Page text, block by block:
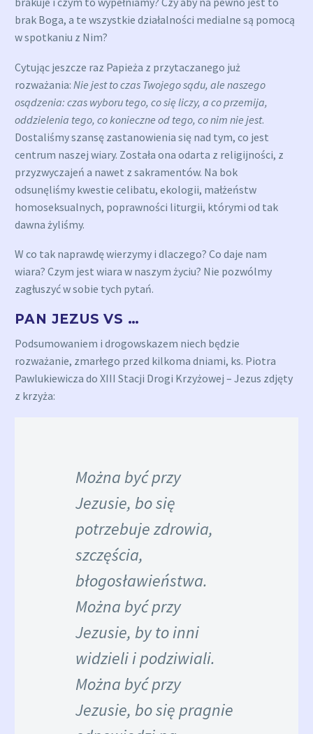
brak Boga, a te wszystkie działalności medialne są pomocą
w spotkaniu z Nim?
Cytując jeszcze raz Papieża z przytaczanego już
rozważania: Nie jest to czas Twojego sądu, ale naszego
osądzenia: czas wyboru tego, co się liczy, a co przemija,
oddzielenia tego, co konieczne od tego, co nim nie jest.
Dostaliśmy szansę zastanowienia się nad tym, co jest
centrum naszej wiary. Została ona odarta z religijności, z
przyzwyczajeń a nawet z sakramentów. Na bok
odsunęliśmy kwestie celibatu, ekologii, małżeństw
homoseksualnych, poprawności liturgii, którymi od tak
dawna żyliśmy.
W co tak naprawdę wierzymy i dlaczego? Co daje nam
wiara? Czym jest wiara w naszym życiu? Nie pozwólmy
zagłuszyć w sobie tych pytań.
PAN JEZUS VS …
Podsumowaniem i drogowskazem niech będzie
rozważanie, zmarłego przed kilkoma dniami, ks. Piotra
Pawlukiewicza do XIII Stacji Drogi Krzyżowej – Jezus zdjęty
z krzyża:
Można być przy
Jezusie, bo się
potrzebuje zdrowia,
szczęścia,
błogosławieństwa.
Można być przy
Jezusie, by to inni
widzieli i podziwiali.
Można być przy
Jezusie, bo się pragnie